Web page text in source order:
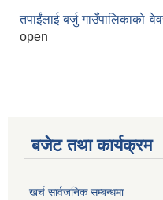
तपाईंलाई बर्जु गाउँपालिकाको
open
बजेट तथा कार्यक्रम
खर्च सार्वजनिक सम्बन्धमा